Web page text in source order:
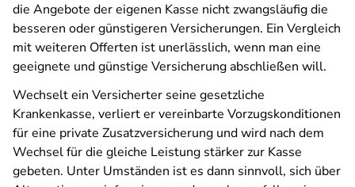
die Angebote der eigenen Kasse nicht zwangsläufig die
besseren oder günstigeren Versicherungen. Ein Vergleich
mit weiteren Offerten ist unerlässlich, wenn man eine
geeignete und günstige Versicherung abschließen will.
Wechselt ein Versicherter seine gesetzliche
Krankenkasse, verliert er vereinbarte Vorzugskonditionen
für eine private Zusatzversicherung und wird nach dem
Wechsel für die gleiche Leistung stärker zur Kasse
gebeten. Unter Umständen ist es dann sinnvoll, sich über